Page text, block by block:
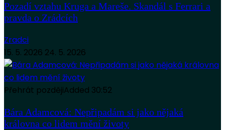
Pozadí vztahu Kruga a Mareše. Skandál s Ferrari a
pravda o Zrádcích
Zradci
15. 5. 2026 24. 5. 2026
Přehrát pozdějiAdded 30:52
Bára Adamcová: Nepřipadám si jako nějaká
královna co lidem mění životy